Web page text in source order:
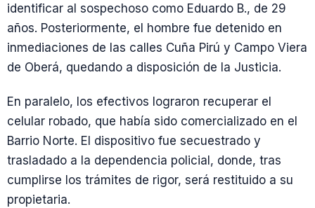
identificar al sospechoso como Eduardo B., de 29
años. Posteriormente, el hombre fue detenido en
inmediaciones de las calles Cuña Pirú y Campo Viera
de Oberá, quedando a disposición de la Justicia.
En paralelo, los efectivos lograron recuperar el
celular robado, que había sido comercializado en el
Barrio Norte. El dispositivo fue secuestrado y
trasladado a la dependencia policial, donde, tras
cumplirse los trámites de rigor, será restituido a su
propietaria.